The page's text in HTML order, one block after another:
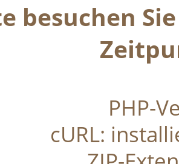
besuchen
PHP-
cURL: